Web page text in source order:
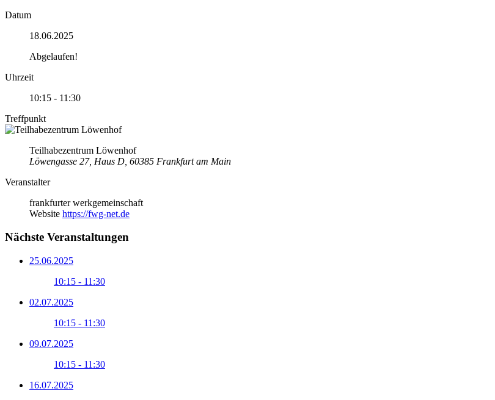
Datum
18.06.2025
Abgelaufen!
Uhrzeit
10:15 - 11:30
Treffpunkt
Teilhabezentrum Löwenhof
Löwengasse 27, Haus D, 60385 Frankfurt am Main
Veranstalter
frankfurter werkgemeinschaft
Website https://fwg-net.de
Nächste Veranstaltungen
25.06.2025
10:15 - 11:30
02.07.2025
10:15 - 11:30
09.07.2025
10:15 - 11:30
16.07.2025